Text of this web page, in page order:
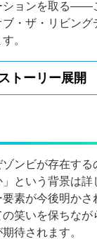
ションを取る——
・ザ・リビング
。
トーリー展開
ンビが存在する
という背景は詳
素が今後明かさ
笑いを保ちなが
待されます。